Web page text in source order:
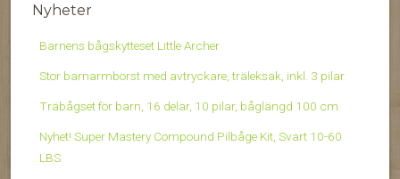
Nyheter
Barnens bågskytteset Little Archer
Stor barnarmborst med avtryckare, träleksak, inkl. 3 pilar
Träbågset för barn, 16 delar, 10 pilar, båglängd 100 cm
Nyhet! Super Mastery Compound Pilbåge Kit, Svart 10-60
LBS